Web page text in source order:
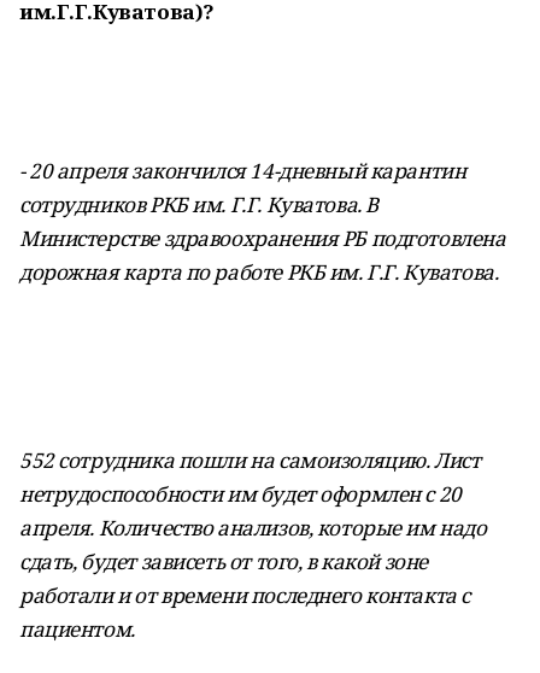
им.Г.Г.Куватова)?
- 20 апреля закончился 14-дневный карантин
сотрудников РКБ им. Г.Г. Куватова. В
Министерстве здравоохранения РБ подготовлена
дорожная карта по работе РКБ им. Г.Г. Куватова.
552 сотрудника пошли на самоизоляцию. Лист
нетрудоспособности им будет оформлен с 20
апреля. Количество анализов, которые им надо
сдать, будет зависеть от того, в какой зоне
работали и от времени последнего контакта с
пациентом.